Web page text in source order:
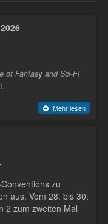
of Fantasy and Sci-Fi
Mehr lesen
zu
aus. Vom 28. bis 30.
2 zum zweiten Mal